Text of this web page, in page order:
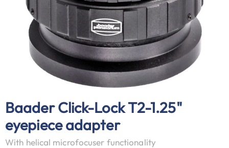
Baader Click-Lock T2-1.25"
eyepiece adapter
With helical microfocuser functionality